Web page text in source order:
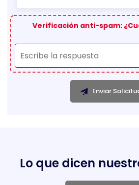
Verificación anti-spam:
Enviar
Lo que dicen